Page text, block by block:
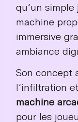
qu’un simple
machine
immersive
ambiance
Son concept
l’infiltration
machine
pour les